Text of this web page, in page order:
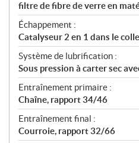
filtre de fibre de verre en
Échappement :
Catalyseur 2 en 1 dans le
Système de lubrification :
Sous pression à carter sec
Entraînement primaire :
Chaîne, rapport 34/46
Entraînement final :
Courroie, rapport 32/66